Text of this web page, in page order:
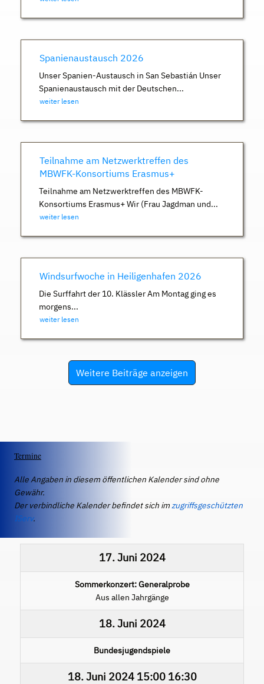
Spanienaustausch 2026
Unser Spanien-Austausch in San Sebastián Unser
Spanienaustausch mit der Deutschen...
weiter lesen
Teilnahme am Netzwerktreffen des
MBWFK-Konsortiums Erasmus+
Teilnahme am Netzwerktreffen des MBWFK-
Konsortiums Erasmus+ Wir (Frau Jagdman und...
weiter lesen
Windsurfwoche in Heiligenhafen 2026
Die Surffahrt der 10. Klässler Am Montag ging es
morgens...
weiter lesen
Weitere Beiträge anzeigen
Termine
Alle Angaben in diesem öffentlichen Kalender sind ohne
Gewähr.
Der verbindliche Kalender befindet sich imzugriffsgeschützten
IServ.
17. Juni 2024
Sommerkonzert: Generalprobe
Aus allen Jahrgänge
18. Juni 2024
Bundesjugendspiele
18. Juni 202415:00 16:30